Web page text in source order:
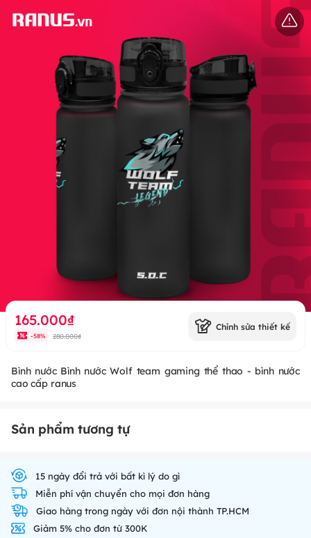
165.000₫
-58% 280.000₫
Chỉnh sửa thiết kế
Bình nước Bình nước Wolf team gaming thể thao - bình nước
cao cấp ranus
Sản phẩm tương tự
15 ngày đổi trả với bất kì lý do gì
Miễn phí vận chuyển cho mọi đơn hàng
Giao hàng trong ngày với đơn nội thành TP.HCM
Giảm 5% cho đơn từ 300K